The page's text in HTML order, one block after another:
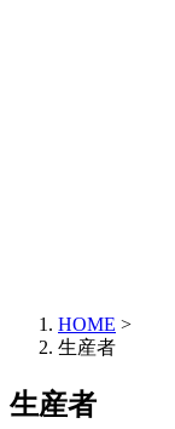
HOME >
生産者
生産者